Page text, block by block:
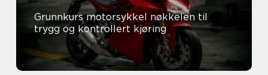
Grunnkurs motorsykkel nøkkelen til
trygg og kontrollert kjøring